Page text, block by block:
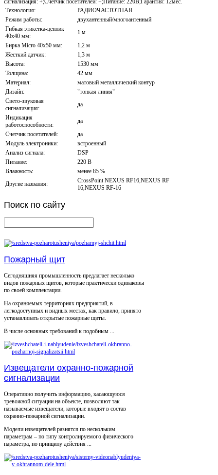
Технология:
РАДИОЧАСТОТНАЯ
Режим работы:
двухантенный/многоантенный
Гибкая этикетка-ценник
40х40 мм:
1 м
Бирка Micro 40x50 мм:
1,2 м
Жесткий датчик:
1,3 м
Высота:
1530 мм
Толщина:
42 мм
Материал:
матовый металлический контур
Дизайн:
"тонкая линия"
Свето-звуковая
сигнализация:
да
Индикация
работоспособности:
да
Счетчик посетителей:
да
Модуль электроники:
встроенный
Анализ сигнала:
DSP
Питание:
220 В
Влажность:
менее 85 %
Другие названия:
CrossPoint NEXUS RF16,NEXUS RF
16,NEXUS RF-16
Поиск по сайту
Пожарный щит
Сегодняшняя промышленность предлагает несколько
видов пожарных щитов, которые практически одинаковы
по своей комплектации.
На охраняемых территориях предприятий, в
легкодоступных и видных местах, как правило, принято
устанавливать открытые пожарные щиты.
В числе основных требований к подобным ...
Извещатели охранно-пожарной
сигнализации
Оперативно получить информацию, касающуюся
тревожной ситуации на объекте, позволяют так
называемые извещатели, которые входят в состав
охранно-пожарной сигнализации.
Модели извещателей разнятся по нескольким
параметрам – по типу контролируемого физического
параметра, по принципу действия ...